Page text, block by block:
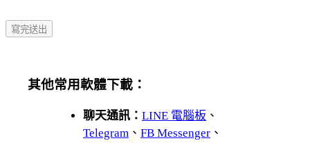
其他常用軟體下載：
聊天通訊： LINE 電腦板 、
Telegram 、 FB Messenger 、